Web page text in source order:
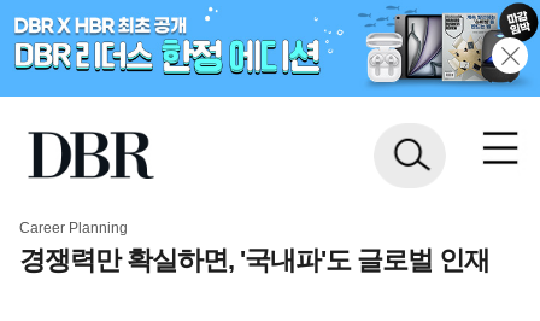
Career Planning
경쟁력만 확실하면, '국내파'도 글로벌 인재